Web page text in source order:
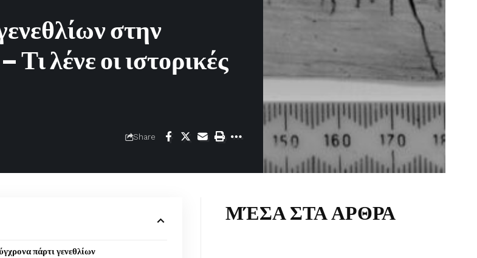
στην
λένε οι ιστορικές
Share
πάρτι γενεθλίων
ΜΈΣΑ ΣΤΑ ΑΡΘΡΑ